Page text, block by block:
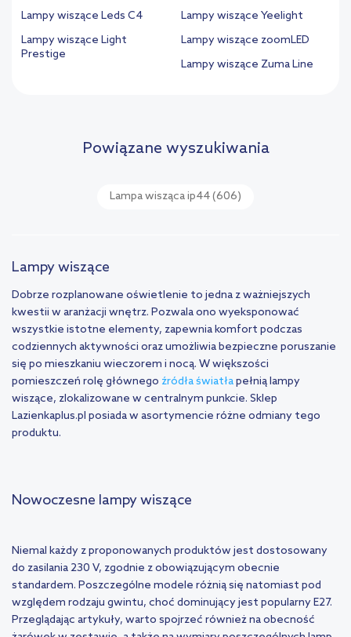
Lampy wiszące Leds C4
Lampy wiszące Light
Prestige
Lampy wiszące Yeelight
Lampy wiszące zoomLED
Lampy wiszące Zuma Line
Powiązane wyszukiwania
Lampa wisząca ip44(606)
Lampy wiszące
Dobrze rozplanowane oświetlenie to jedna z ważniejszych
kwestii w aranżacji wnętrz. Pozwala ono wyeksponować
wszystkie istotne elementy, zapewnia komfort podczas
codziennych aktywności oraz umożliwia bezpieczne poruszanie
się po mieszkaniu wieczorem i nocą. W większości
pomieszczeń rolę głównego źródła światłapełnią lampy
wiszące, zlokalizowane w centralnym punkcie. Sklep
Lazienkaplus.pl posiada w asortymencie różne odmiany tego
produktu.
Nowoczesne lampy wiszące
Niemal każdy z proponowanych produktów jest dostosowany
do zasilania 230 V, zgodnie z obowiązującym obecnie
standardem. Poszczególne modele różnią się natomiast pod
względem rodzaju gwintu, choć dominujący jest popularny E27.
Przeglądając artykuły, warto spojrzeć również na obecność